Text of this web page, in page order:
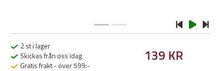
2 st i lager
Skickas från oss idag
Gratis frakt - över 599:-
139 KR